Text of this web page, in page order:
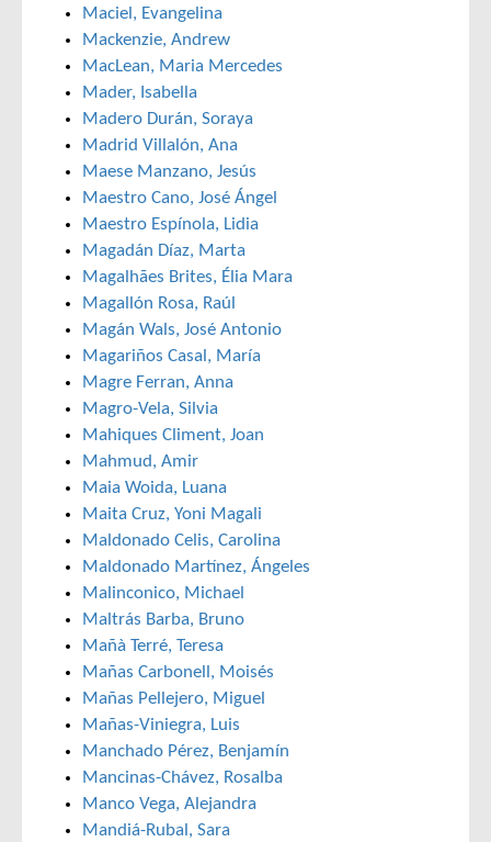
Maciel, Evangelina
Mackenzie, Andrew
MacLean, Maria Mercedes
Mader, Isabella
Madero Durán, Soraya
Madrid Villalón, Ana
Maese Manzano, Jesús
Maestro Cano, José Ángel
Maestro Espínola, Lidia
Magadán Díaz, Marta
Magalhães Brites, Élia Mara
Magallón Rosa, Raúl
Magán Wals, José Antonio
Magariños Casal, María
Magre Ferran, Anna
Magro-Vela, Silvia
Mahiques Climent, Joan
Mahmud, Amir
Maia Woida, Luana
Maita Cruz, Yoni Magali
Maldonado Celis, Carolina
Maldonado Martínez, Ángeles
Malinconico, Michael
Maltrás Barba, Bruno
Mañà Terré, Teresa
Mañas Carbonell, Moisés
Mañas Pellejero, Miguel
Mañas-Viniegra, Luis
Manchado Pérez, Benjamín
Mancinas-Chávez, Rosalba
Manco Vega, Alejandra
Mandiá-Rubal, Sara